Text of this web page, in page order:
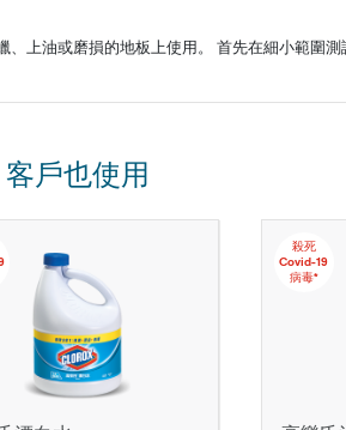
、上油或磨損的地板上使用。 首先在細小範圍測
客戶也使用
殺死
Covid-19
病毒*